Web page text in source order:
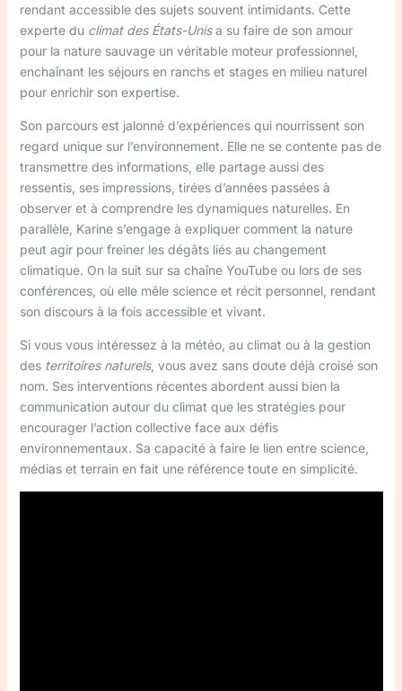
rendant accessible des sujets souvent intimidants. Cette
experte du climat des États-Unisa su faire de son amour
pour la nature sauvage un véritable moteur professionnel,
enchaînant les séjours en ranchs et stages en milieu naturel
pour enrichir son expertise.
Son parcours est jalonné d’expériences qui nourrissent son
regard unique sur l’environnement. Elle ne se contente pas de
transmettre des informations, elle partage aussi des
ressentis, ses impressions, tirées d’années passées à
observer et à comprendre les dynamiques naturelles. En
parallèle, Karine s’engage à expliquer comment la nature
peut agir pour freiner les dégâts liés au changement
climatique. On la suit sur sa chaîne YouTube ou lors de ses
conférences, où elle mêle science et récit personnel, rendant
son discours à la fois accessible et vivant.
Si vous vous intéressez à la météo, au climat ou à la gestion
des territoires naturels, vous avez sans doute déjà croisé son
nom. Ses interventions récentes abordent aussi bien la
communication autour du climat que les stratégies pour
encourager l’action collective face aux défis
environnementaux. Sa capacité à faire le lien entre science,
médias et terrain en fait une référence toute en simplicité.